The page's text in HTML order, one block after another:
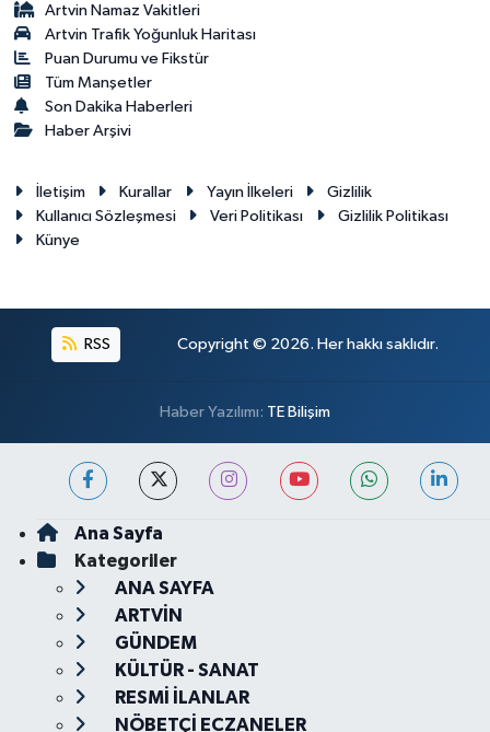
Artvin Namaz Vakitleri
Artvin Trafik Yoğunluk Haritası
Puan Durumu ve Fikstür
Tüm Manşetler
Son Dakika Haberleri
Haber Arşivi
İletişim Kurallar Yayın İlkeleri
Gizlilik
Kullanıcı Sözleşmesi
Veri Politikası
Gizlilik Politikası
Künye
RSS Copyright © 2026. Her hakkı saklıdır.
Haber Yazılımı: TE Bilişim
Ana Sayfa
Kategoriler
ANA SAYFA
ARTVİN
GÜNDEM
KÜLTÜR - SANAT
RESMİ İLANLAR
NÖBETÇİ ECZANELER